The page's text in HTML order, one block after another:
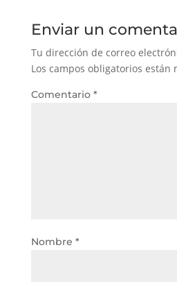
Enviar un
Tu dirección de correo
Los campos obligatorios están
Comentario *
Nombre *